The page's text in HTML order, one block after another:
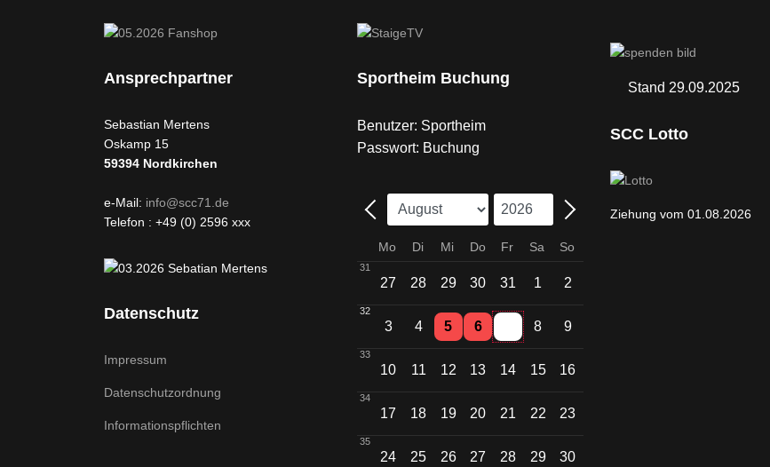
Ansprechpartner
Sebastian Mertens
Oskamp 15
59394 Nordkirchen
e-Mail: info@scc71.de
Telefon : +49 (0) 2596 xxx
Datenschutz
Impressum
Datenschutzordnung
Informationspflichten
Sportheim Buchung
Benutzer: Sportheim
Passwort: Buchung
Mo Di Mi Do Fr Sa So
31
27 28 29 30 31 1 2
32
3 4 5
Einzelne Veranstaltung
6
Einzelne Veranstaltung
8 9
33
10 11 12 13 14 15 16
34
17 18 19 20 21 22 23
35
24 25 26 27 28 29 30
Stand 29.09.2025
SCC Lotto
Ziehung vom 01.08.2026